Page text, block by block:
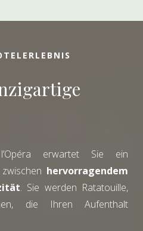
erwartet Sie ein
hervorragendem
. Sie werden Ratatouille,
die Ihren Aufenthalt